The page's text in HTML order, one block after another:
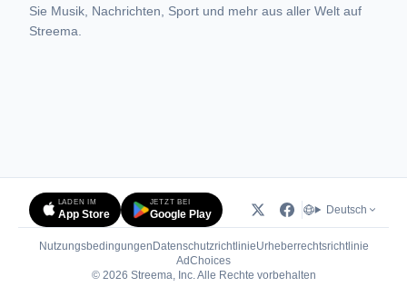
Sie Musik, Nachrichten, Sport und mehr aus aller Welt auf
Streema.
LADEN IM
App Store
JETZT BEI
Google Play Deutsch
Nutzungsbedingungen DatenschutzrichtlinieUrheberrechtsrichtlinie
AdChoices(öffnet in neuem Tab)
© 2026 Streema, Inc. Alle Rechte vorbehalten